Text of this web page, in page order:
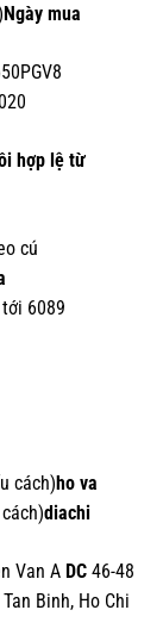
Ngày mua
hợp lệ từ
cú
6089
cách)ho va
diachi
Van A DC 46-48
Binh, Ho Chi